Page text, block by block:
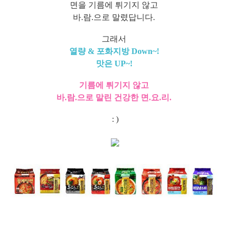
면을 기름에 튀기지 않고
바.람.으로 말렸답니다.
그래서
열량 & 포화지방 Down~!
맛은 UP~!
기름에 튀기지 않고
바.람.으로 말린 건강한 면.요.리.
: )